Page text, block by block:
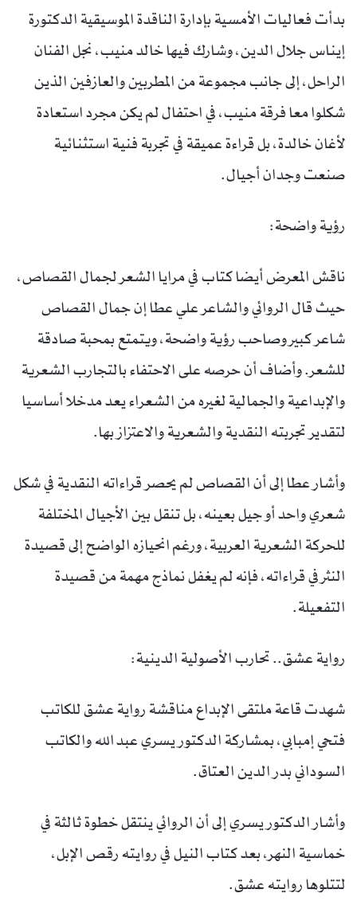
بدأت فعاليات الأمسية بإدارة الناقدة الموسيقية الدكتورة
إيناس جلال الدين، وشارك فيها خالد منيب، نجل الفنان
الراحل، إلى جانب مجموعة من المطربين والعازفين الذين
شكلوا معا فرقة منيب، في احتفال لم يكن مجرد استعادة
لأغان خالدة، بل قراءة عميقة في تجربة فنية استثنائية
صنعت وجدان أجيال.
رؤية واضحة:
ناقش المعرض أيضا كتاب في مرايا الشعر لجمال القصاص،
حيث قال الروائي والشاعر علي عطا إن جمال القصاص
شاعر كبير وصاحب رؤية واضحة، ويتمتع بمحبة صادقة
للشعر. وأضاف أن حرصه على الاحتفاء بالتجارب الشعرية
والإبداعية والجمالية لغيره من الشعراء يعد مدخلا أساسيا
لتقدير تجربته النقدية والشعرية والاعتزاز بها.
وأشار عطا إلى أن القصاص لم يحصر قراءاته النقدية في شكل
شعري واحد أو جيل بعينه، بل تنقل بين الأجيال المختلفة
للحركة الشعرية العربية، ورغم انحيازه الواضح إلى قصيدة
النثر في قراءاته، فإنه لم يغفل نماذج مهمة من قصيدة
التفعيلة.
رواية عشق.. تحارب الأصولية الدينية:
شهدت قاعة ملتقى الإبداع مناقشة رواية عشق للكاتب
فتحي إمبابي، بمشاركة الدكتور يسري عبد الله والكاتب
السوداني بدر الدين العتاق.
وأشار الدكتور يسري إلى أن الروائي ينتقل خطوة ثالثة في
خماسية النهر، بعد كتاب النيل في روايته رقص الإبل،
لتتلوها روايته عشق.